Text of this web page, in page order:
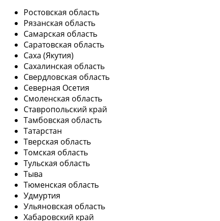
Ростовская область
Рязанская область
Самарская область
Саратовская область
Саха (Якутия)
Сахалинская область
Свердловская область
Северная Осетия
Смоленская область
Ставропольский край
Тамбовская область
Татарстан
Тверская область
Томская область
Тульская область
Тыва
Тюменская область
Удмуртия
Ульяновская область
Хабаровский край